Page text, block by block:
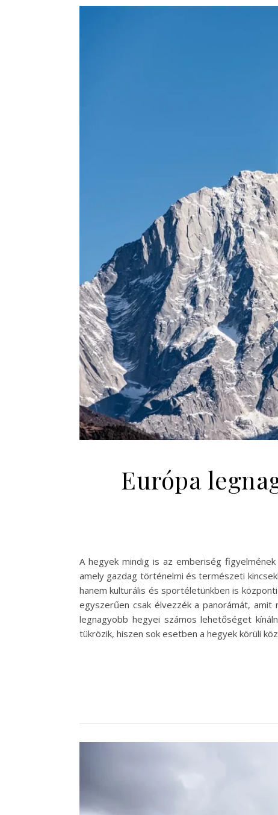
Európa
A hegyek mindig is az emberiség
amely gazdag történelmi és természeti
hanem kulturális és sportéletünkben is
egyszerűen csak élvezzék a panorámát, amit
legnagyobb hegyei számos lehetőséget
tükrözik, hiszen sok esetben a hegyek körüli